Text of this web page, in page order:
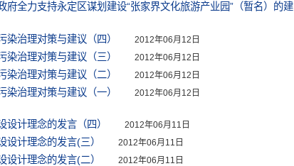
全力支持永定区谋划建设“张家界文化旅游产业园”（暂名）的建
治理对策与建议（四） 2012年06月12日
治理对策与建议（三） 2012年06月12日
治理对策与建议（二） 2012年06月12日
治理对策与建议（一） 2012年06月12日
计理念的发言（四） 2012年06月11日
计理念的发言(三） 2012年06月11日
计理念的发言(二） 2012年06月11日